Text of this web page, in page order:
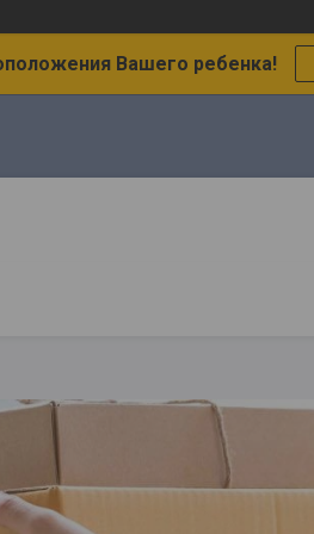
Вашего ребенка!